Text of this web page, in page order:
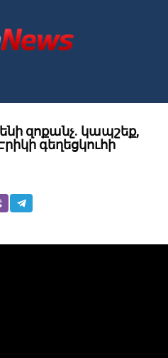
զոքանչ. կապշեք,
գեղեցկուհի